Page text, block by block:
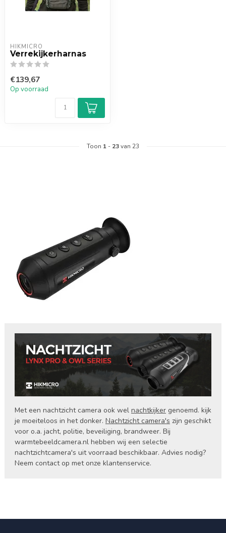
HIKMICRO
Verrekijkerharnas
€139,67
Op voorraad
Toon 1 - 23van 23
Met een nachtzicht camera ook wel nachtkijker genoemd. kijk
je moeiteloos in het donker. Nachtzicht camera's zijn geschikt
voor o.a. jacht, politie, beveiliging, brandweer. Bij
warmtebeeldcamera.nl hebben wij een selectie
nachtzichtcamera's uit voorraad beschikbaar. Advies nodig?
Neem contact op met onze klantenservice.